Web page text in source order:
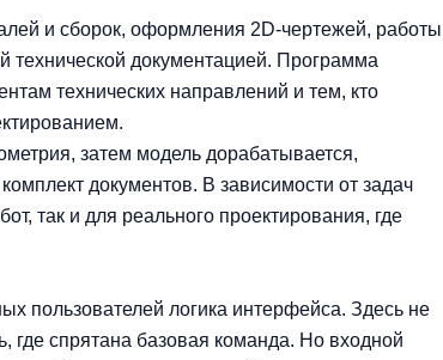
и сборок, оформления 2D-чертежей, работы
технической документацией. Программа
технических направлений и тем, кто
затем модель дорабатывается,
документов. В зависимости от задач
так и для реального проектирования, где
пользователей логика интерфейса. Здесь не
где спрятана базовая команда. Но входной